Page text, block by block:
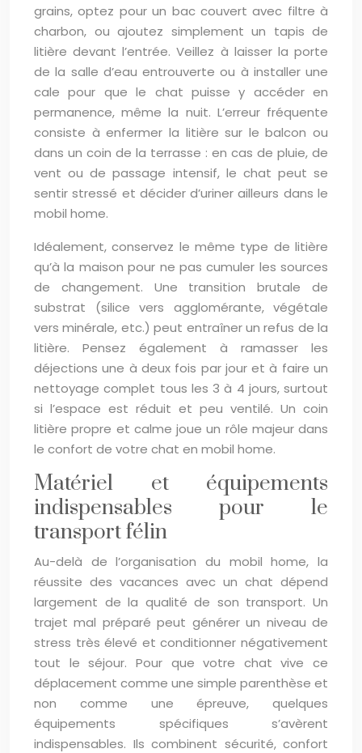
grains, optez pour un bac couvert avec filtre à
charbon, ou ajoutez simplement un tapis de
litière devant l’entrée. Veillez à laisser la porte
de la salle d’eau entrouverte ou à installer une
cale pour que le chat puisse y accéder en
permanence, même la nuit. L’erreur fréquente
consiste à enfermer la litière sur le balcon ou
dans un coin de la terrasse : en cas de pluie, de
vent ou de passage intensif, le chat peut se
sentir stressé et décider d’uriner ailleurs dans le
mobil home.
Idéalement, conservez le même type de litière
qu’à la maison pour ne pas cumuler les sources
de changement. Une transition brutale de
substrat (silice vers agglomérante, végétale
vers minérale, etc.) peut entraîner un refus de la
litière. Pensez également à ramasser les
déjections une à deux fois par jour et à faire un
nettoyage complet tous les 3 à 4 jours, surtout
si l’espace est réduit et peu ventilé. Un coin
litière propre et calme joue un rôle majeur dans
le confort de votre chat en mobil home.
Matériel et équipements
indispensables pour le
transport félin
Au-delà de l’organisation du mobil home, la
réussite des vacances avec un chat dépend
largement de la qualité de son transport. Un
trajet mal préparé peut générer un niveau de
stress très élevé et conditionner négativement
tout le séjour. Pour que votre chat vive ce
déplacement comme une simple parenthèse et
non comme une épreuve, quelques
équipements spécifiques s’avèrent
indispensables. Ils combinent sécurité, confort